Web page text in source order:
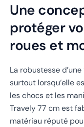
Une
protéger
roues et
La robustesse
surtout lorsqu’elle
les chocs et les
Travely 77 cm est
matériau réputé